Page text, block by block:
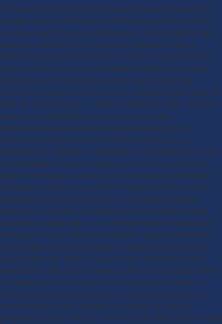
Um serviço de primeira linha e que exceda expectativas
sempre será um diferencial. Entretanto, qual foi a última
vez que você cruzou a cidade para ir até um café só por
causa do atendimento sensacional prestado? Não é
familiar a sensação de utilizar o mesmo produto/serviço
ruim só porque é mais conveniente? Lembro de quando
trabalhava em um shopping center e almoçava pelo
menos 3 vezes por semana em um quiosque que ficava ao
lado do meu emprego… Mesmo odiando o lugar. Tudo por
causa da comodidade. Em sintonia com esta
premissa, pesquisadores de Harvard elaboraram um
estudo envolvendo mais de 75.000 pessoas sobre
fidelidade de clientes, e chegaram a conclusão que o grau
de facilidade para fazer negócios com a sua empresa e
resolver eventuais problemas é um excelente indicador de
fidelidade. Assim nasceu o CES (Customer Effort Score –
Pontuação de esforço do cliente, na tradução literal).
Segundo a pesquisa, a lealdade dos consumidores está
altamente relacionada com a eficiência das empresas em
entregar o serviço básico combinado: aquela lavanderia
que entrega na data prometida, a operadora de celular
que sempre tem sinal ou o posto de combustíveis que
está aberto 24h. Caso o serviço seja ruim e a capacidade
de resolução dos problemas seja baixa, não espere a
fidelidade do seu cliente. Como funciona o indicador A
metodologia é bem simples e se baseia na seguinte
pergunta: Quanto esforço você teve que fazer para ter sua